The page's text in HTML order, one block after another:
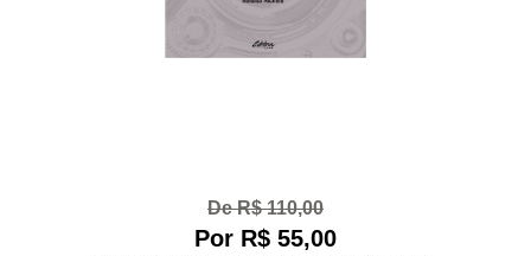
De R$ 110,00
Por R$ 55,00